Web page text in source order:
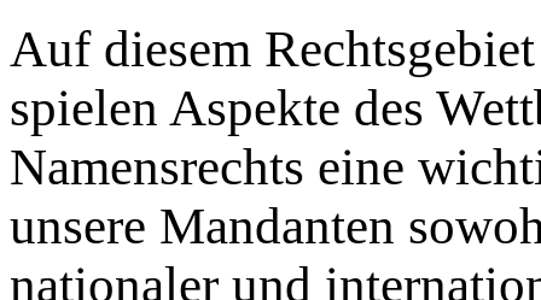
Auf diesem
spielen Aspekte des
Namensrechts eine
unsere Mandanten
nationaler und